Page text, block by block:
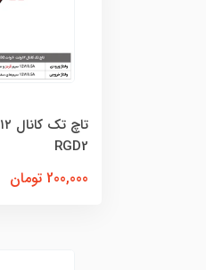
RGD2
200,000 تومان